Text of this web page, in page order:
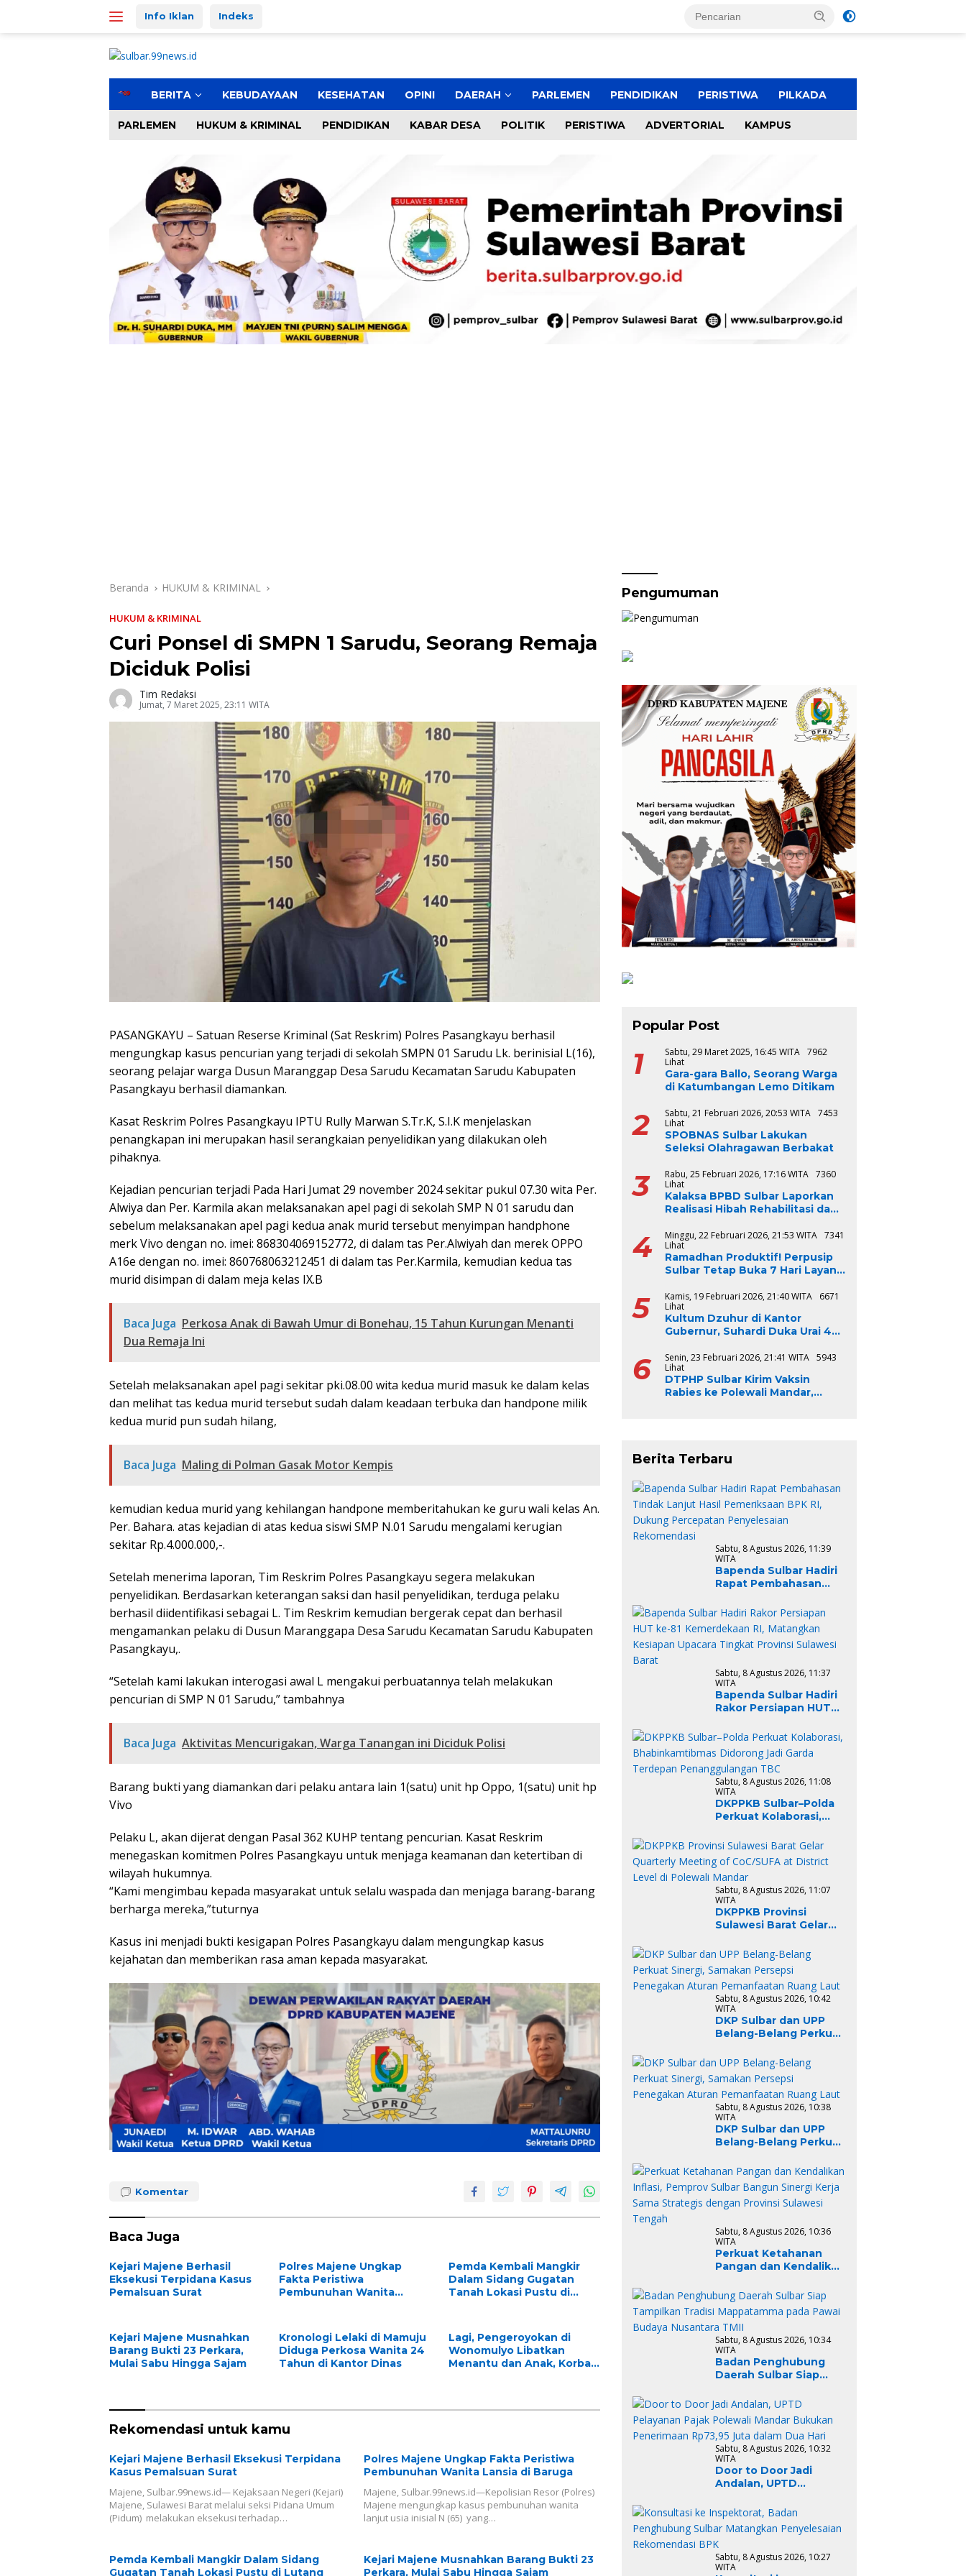
Info Iklan Indeks
H
m
e
BERITA KEBUDAYAAN KESEHATAN OPINI DAERAH PARLEMEN PENDIDIKAN PERISTIWA PILKADA
PARLEMEN HUKUM & KRIMINAL PENDIDIKAN KABAR DESA POLITIK PERISTIWA ADVERTORIAL KAMPUS
Beranda HUKUM & KRIMINAL
HUKUM & KRIMINAL
Curi Ponsel di SMPN 1 Sarudu, Seorang Remaja
Diciduk Polisi
Tim Redaksi
Jumat, 7 Maret 2025, 23:11 WITA
PASANGKAYU – Satuan Reserse Kriminal (Sat Reskrim) Polres Pasangkayu berhasil
mengungkap kasus pencurian yang terjadi di sekolah SMPN 01 Sarudu Lk. berinisial L(16),
seorang pelajar warga Dusun Maranggap Desa Sarudu Kecamatan Sarudu Kabupaten
Pasangkayu berhasil diamankan.
Kasat Reskrim Polres Pasangkayu IPTU Rully Marwan S.Tr.K, S.I.K menjelaskan
penangkapan ini merupakan hasil serangkaian penyelidikan yang dilakukan oleh
pihaknya.
Kejadian pencurian terjadi Pada Hari Jumat 29 november 2024 sekitar pukul 07.30 wita Per.
Alwiya dan Per. Karmila akan melaksanakan apel pagi di sekolah SMP N 01 sarudu dan
sebelum melaksanakan apel pagi kedua anak murid tersebut menyimpan handphone
merk Vivo dengan no. imei: 868304069152772, di dalam tas Per.Alwiyah dan merek OPPO
A16e dengan no. imei: 860768063212451 di dalam tas Per.Karmila, kemudian kedua tas
murid disimpan di dalam meja kelas IX.B
Baca Juga Perkosa Anak di Bawah Umur di Bonehau, 15 Tahun Kurungan Menanti
Dua Remaja Ini
Setelah melaksanakan apel pagi sekitar pki.08.00 wita kedua murid masuk ke dalam kelas
dan melihat tas kedua murid tersebut sudah dalam keadaan terbuka dan handpone milik
kedua murid pun sudah hilang,
Baca Juga Maling di Polman Gasak Motor Kempis
kemudian kedua murid yang kehilangan handpone memberitahukan ke guru wali kelas An.
Per. Bahara. atas kejadian di atas kedua siswi SMP N.01 Sarudu mengalami kerugian
sekitar Rp.4.000.000,-.
Setelah menerima laporan, Tim Reskrim Polres Pasangkayu segera melakukan
penyelidikan. Berdasarkan keterangan saksi dan hasil penyelidikan, terduga pelaku
berhasil diidentifikasi sebagai L. Tim Reskrim kemudian bergerak cepat dan berhasil
mengamankan pelaku di Dusun Maranggapa Desa Sarudu Kecamatan Sarudu Kabupaten
Pasangkayu,.
“Setelah kami lakukan interogasi awal L mengakui perbuatannya telah melakukan
pencurian di SMP N 01 Sarudu,” tambahnya
Baca Juga Aktivitas Mencurigakan, Warga Tanangan ini Diciduk Polisi
Barang bukti yang diamankan dari pelaku antara lain 1(satu) unit hp Oppo, 1(satu) unit hp
Vivo
Pelaku L, akan dijerat dengan Pasal 362 KUHP tentang pencurian. Kasat Reskrim
menegaskan komitmen Polres Pasangkayu untuk menjaga keamanan dan ketertiban di
wilayah hukumnya.
“Kami mengimbau kepada masyarakat untuk selalu waspada dan menjaga barang-barang
berharga mereka,”tuturnya
Kasus ini menjadi bukti kesigapan Polres Pasangkayu dalam mengungkap kasus
kejahatan dan memberikan rasa aman kepada masyarakat.
Komentar
Baca Juga
Kejari Majene Berhasil
Eksekusi Terpidana Kasus
Pemalsuan Surat
Polres Majene Ungkap
Fakta Peristiwa
Pembunuhan Wanita
Pemda Kembali Mangkir
Dalam Sidang Gugatan
Tanah Lokasi Pustu di
Kejari Majene Musnahkan
Barang Bukti 23 Perkara,
Mulai Sabu Hingga Sajam
Kronologi Lelaki di Mamuju
Diduga Perkosa Wanita 24
Tahun di Kantor Dinas
Lagi, Pengeroyokan di
Wonomulyo Libatkan
Menantu dan Anak, Korban
Rekomendasi untuk kamu
Kejari Majene Berhasil Eksekusi Terpidana
Kasus Pemalsuan Surat
Majene, Sulbar.99news.id— Kejaksaan Negeri (Kejari)
Majene, Sulawesi Barat melalui seksi Pidana Umum
(Pidum) melakukan eksekusi terhadap…
Polres Majene Ungkap Fakta Peristiwa
Pembunuhan Wanita Lansia di Baruga
Majene, Sulbar.99news.id—Kepolisian Resor (Polres)
Majene mengungkap kasus pembunuhan wanita
lanjut usia inisial N (65) yang…
Pemda Kembali Mangkir Dalam Sidang
Gugatan Tanah Lokasi Pustu di Lutang
Kejari Majene Musnahkan Barang Bukti 23
Perkara, Mulai Sabu Hingga Sajam
Pengumuman
Popular Post
1 Sabtu, 29 Maret 2025, 16:45 WITA
7962
Lihat
Gara-gara Ballo, Seorang Warga
di Katumbangan Lemo Ditikam
2 Sabtu, 21 Februari 2026, 20:53 WITA
7453
Lihat
SPOBNAS Sulbar Lakukan
Seleksi Olahragawan Berbakat
3 Rabu, 25 Februari 2026, 17:16 WITA
7360
Lihat
Kalaksa BPBD Sulbar Laporkan
Realisasi Hibah Rehabilitasi dan
2024-2025, Capai 100 Persen
4 Minggu, 22 Februari 2026, 21:53 WITA
7341
Lihat
Ramadhan Produktif! Perpusip
Sulbar Tetap Buka 7 Hari Layani
5 Kamis, 19 Februari 2026, 21:40 WITA
6671
Lihat
Kultum Dzuhur di Kantor
Gubernur, Suhardi Duka Urai 4
6 Senin, 23 Februari 2026, 21:41 WITA
5943
Lihat
DTPHP Sulbar Kirim Vaksin
Rabies ke Polewali Mandar,
Berita Terbaru
Sabtu, 8 Agustus 2026, 11:39
WITA
Bapenda Sulbar Hadiri
Rapat Pembahasan
Pemeriksaan BPK RI,
Dukung Percepatan
Penyelesaian
Rekomendasi
Sabtu, 8 Agustus 2026, 11:37
WITA
Bapenda Sulbar Hadiri
Rakor Persiapan HUT
Matangkan Kesiapan
Upacara Tingkat
Provinsi Sulawesi Barat
Sabtu, 8 Agustus 2026, 11:08
WITA
DKPPKB Sulbar–Polda
Perkuat Kolaborasi,
Didorong Jadi Garda
Terdepan
Penanggulangan TBC
Sabtu, 8 Agustus 2026, 11:07
WITA
DKPPKB Provinsi
Sulawesi Barat Gelar
CoC/SUFA at District
Level di Polewali
Mandar
Sabtu, 8 Agustus 2026, 10:42
WITA
DKP Sulbar dan UPP
Belang-Belang Perkuat
Persepsi Penegakan
Aturan Pemanfaatan
Ruang Laut
Sabtu, 8 Agustus 2026, 10:38
WITA
DKP Sulbar dan UPP
Belang-Belang Perkuat
Persepsi Penegakan
Aturan Pemanfaatan
Ruang Laut
Sabtu, 8 Agustus 2026, 10:36
WITA
Perkuat Ketahanan
Pangan dan Kendalikan
Bangun Sinergi Kerja
Sama Strategis dengan
Provinsi Sulawesi
Tengah
Sabtu, 8 Agustus 2026, 10:34
WITA
Badan Penghubung
Daerah Sulbar Siap
Mappatamma pada
Pawai Budaya
Nusantara TMII
Sabtu, 8 Agustus 2026, 10:32
WITA
Door to Door Jadi
Andalan, UPTD
Polewali Mandar
Bukukan Penerimaan
Rp73,95 Juta dalam
Dua Hari
Sabtu, 8 Agustus 2026, 10:27
WITA